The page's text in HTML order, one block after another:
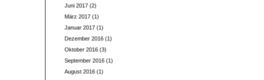
Juni 2017(2)
März 2017(1)
Januar 2017(1)
Dezember 2016(1)
Oktober 2016(3)
September 2016(1)
August 2016(1)